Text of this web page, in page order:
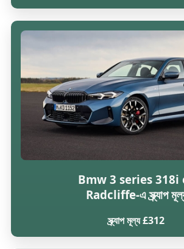
Bmw 3 series 318i
Radcliffe-এ স্ক্র্যাপ
স্ক্র্যাপ মূল্য £312